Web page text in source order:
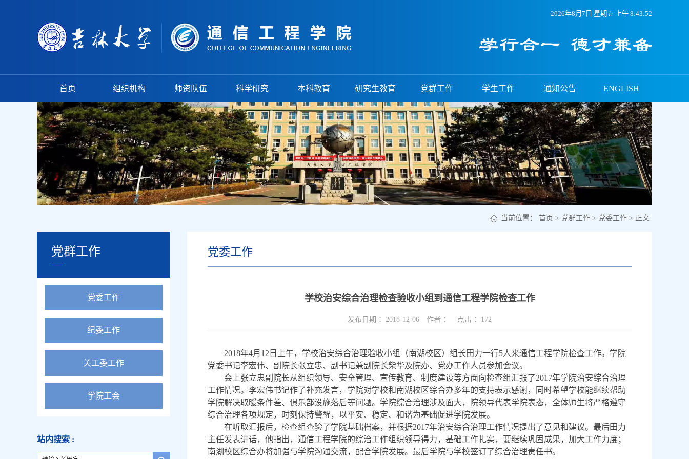
2026年8月7日 星期五 上午 8:43:52
首页 组织机构 师资队伍 科学研究 本科教育 研究生教育 党群工作 学生工作 通知公告 ENGLISH
当前位置： 首页 > 党群工作 > 党委工作 > 正文
党群工作
党委工作
纪委工作
关工委工作
学院工会
站内搜索 :
党委工作
学校治安综合治理检查验收小组到通信工程学院检查工作
发布日期 ： 2018-12-06 作者 ： 点击 ： 172
2018年4月 12 日上午，学校治安综合治理验收小组（南湖校区）组长田力一行5人来通信工程学院检查工作。学院
党委书记李宏伟、副院长张立忠、副书记兼副院长柴华及院办、党办工作人员参加会议。
会上张立忠副院长从组织领导、安全管理、宣传教育、制度建设等方面向检查组汇报了2017年学院治安综合治理
工作情况。李宏伟书记作了补充发言，学院对学校和南湖校区综合办多年的支持表示感谢，同时希望学校能继续帮助
学院解决取暖条件差、俱乐部设施落后等问题。学院综合治理涉及面大，院领导代表学院表态，全体师生将严格遵守
综合治理各项规定，时刻保持警醒，以平安、稳定、和谐为基础促进学院发展。
在听取汇报后，检查组查验了学院基础档案，并根据2017年治安综合治理工作情况提出了意见和建议。最后田力
主任发表讲话，他指出，通信工程学院的综治工作组织领导得力，基础工作扎实，要继续巩固成果，加大工作力度；
南湖校区综合办将加强与学院沟通交流，配合学院发展。最后学院与学校签订了综合治理责任书。